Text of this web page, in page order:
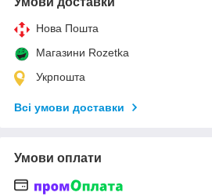
Нова Пошта
Магазини Rozetka
Укрпошта
Всі умови доставки
Умови оплати